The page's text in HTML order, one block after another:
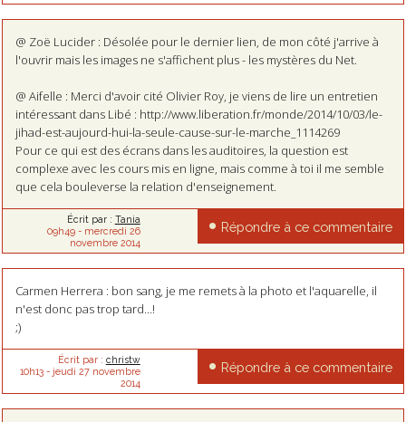
@ Zoë Lucider : Désolée pour le dernier lien, de mon côté j'arrive à
l'ouvrir mais les images ne s'affichent plus - les mystères du Net.
@ Aifelle : Merci d'avoir cité Olivier Roy, je viens de lire un entretien
intéressant dans Libé : http://www.liberation.fr/monde/2014/10/03/le-
jihad-est-aujourd-hui-la-seule-cause-sur-le-marche_1114269
Pour ce qui est des écrans dans les auditoires, la question est
complexe avec les cours mis en ligne, mais comme à toi il me semble
que cela bouleverse la relation d'enseignement.
Écrit par : Tania
09h49- mercredi 26
novembre 2014
Répondre à ce commentaire
Carmen Herrera : bon sang, je me remets à la photo et l'aquarelle, il
n'est donc pas trop tard...!
;)
Écrit par : christw
10h13- jeudi 27 novembre
2014
Répondre à ce commentaire